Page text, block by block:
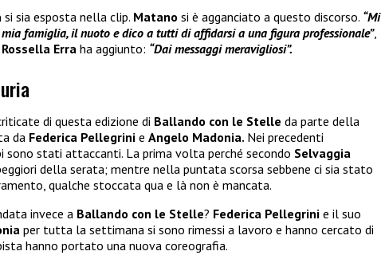
si sia esposta nella clip. Matano si è agganciato a questo discorso. “Mi
famiglia, il nuoto e dico a tutti di affidarsi a una figura professionale”,
Rossella Erra ha aggiunto: “Dai messaggi meravigliosi”.
di questa edizione di Ballando con le Stelle da parte della
da Federica Pellegrini e Angelo Madonia. Nei precedenti
sono stati attaccanti. La prima volta perché secondo Selvaggia
della serata; mentre nella puntata scorsa sebbene ci sia stato
qualche stoccata qua e là non è mancata.
invece a Ballando con le Stelle? Federica Pellegrini e il suo
per tutta la settimana si sono rimessi a lavoro e hanno cercato di
hanno portato una nuova coreografia.